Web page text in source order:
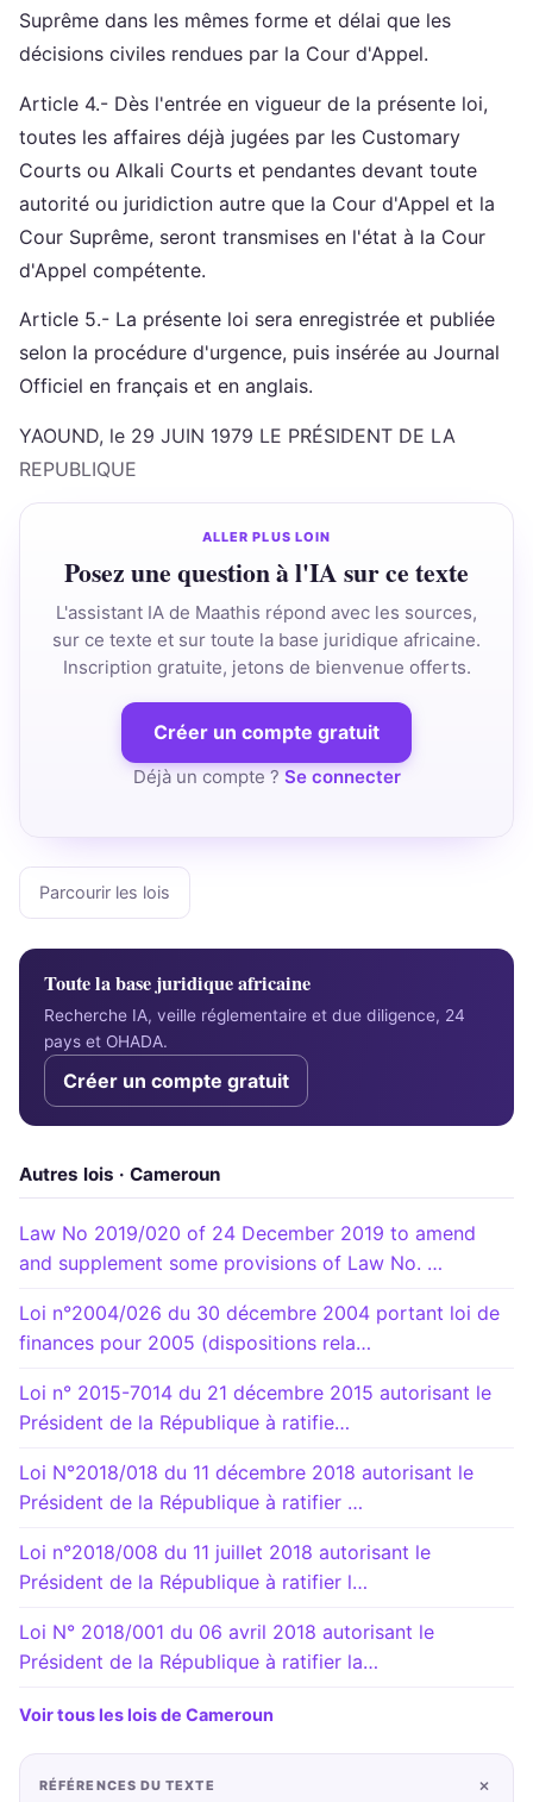
Suprême dans les mêmes forme et délai que les
décisions civiles rendues par la Cour d'Appel.
Article 4.- Dès l'entrée en vigueur de la présente loi,
toutes les affaires déjà jugées par les Customary
Courts ou Alkali Courts et pendantes devant toute
autorité ou juridiction autre que la Cour d'Appel et la
Cour Suprême, seront transmises en l'état à la Cour
d'Appel compétente.
Article 5.- La présente loi sera enregistrée et publiée
selon la procédure d'urgence, puis insérée au Journal
Officiel en français et en anglais.
YAOUND, le 29 JUIN 1979 LE PRÉSIDENT DE LA
REPUBLIQUE
ALLER PLUS LOIN
Posez une question à l'IA sur ce texte
L'assistant IA de Maathis répond avec les sources,
sur ce texte et sur toute la base juridique africaine.
Inscription gratuite, jetons de bienvenue offerts.
Créer un compte gratuit
Déjà un compte ?Se connecter
Parcourir les lois
Toute la base juridique africaine
Recherche IA, veille réglementaire et due diligence, 24
pays et OHADA.
Créer un compte gratuit
Autres lois · Cameroun
Law No 2019/020 of 24 December 2019 to amend
and supplement some provisions of Law No. …
Loi n°2004/026 du 30 décembre 2004 portant loi de
finances pour 2005 (dispositions rela…
Loi n° 2015-7014 du 21 décembre 2015 autorisant le
Président de la République à ratifie…
Loi N°2018/018 du 11 décembre 2018 autorisant le
Président de la République à ratifier …
Loi n°2018/008 du 11 juillet 2018 autorisant le
Président de la République à ratifier l…
Loi N° 2018/001 du 06 avril 2018 autorisant le
Président de la République à ratifier la…
Voir tous les lois de Cameroun
RÉFÉRENCES DU TEXTE +